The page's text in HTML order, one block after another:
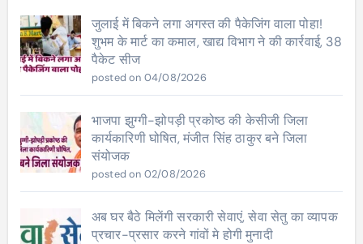
जुलाई में बिकने लगा अगस्त की पैकेजिंग वाला पोहा!
शुभम के मार्ट का कमाल, खाद्य विभाग ने की कार्रवाई, 38
पैकेट सीज
posted on 04/08/2026
भाजपा झुग्गी-झोपड़ी प्रकोष्ठ की केसीजी जिला
कार्यकारिणी घोषित, मंजीत सिंह ठाकुर बने जिला
संयोजक
posted on 02/08/2026
अब घर बैठे मिलेंगी सरकारी सेवाएं, सेवा सेतु का व्यापक
प्रचार-प्रसार करने गांवों मे होगी मुनादी